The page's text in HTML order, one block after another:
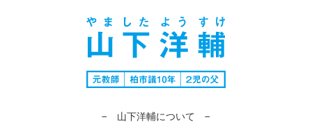
− 山下洋輔について −